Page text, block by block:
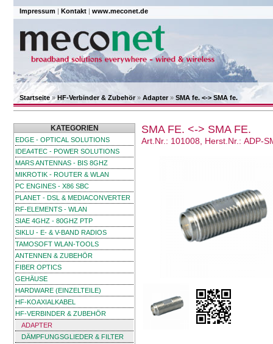
Impressum | Kontakt | www.meconet.de
Startseite»HF-Verbinder & Zubehör» Adapter» SMA fe. <-> SMA fe.
KATEGORIEN
EDGE - OPTICAL SOLUTIONS
IDEA4TEC - POWER SOLUTIONS
MARS ANTENNAS - BIS 8GHZ
MIKROTIK - ROUTER & WLAN
PC ENGINES - X86 SBC
PLANET - DSL & MEDIACONVERTER
RF-ELEMENTS - WLAN
SIAE 4GHZ - 80GHZ PTP
SIKLU - E- & V-BAND RADIOS
TAMOSOFT WLAN-TOOLS
ANTENNEN & ZUBEHÖR
FIBER OPTICS
GEHÄUSE
HARDWARE (EINZELTEILE)
HF-KOAXIALKABEL
HF-VERBINDER & ZUBEHÖR
ADAPTER
DÄMPFUNGSGLIEDER & FILTER
SMA FE. <-> SMA FE.
Art.Nr.: 101008, Herst.Nr.: ADP-